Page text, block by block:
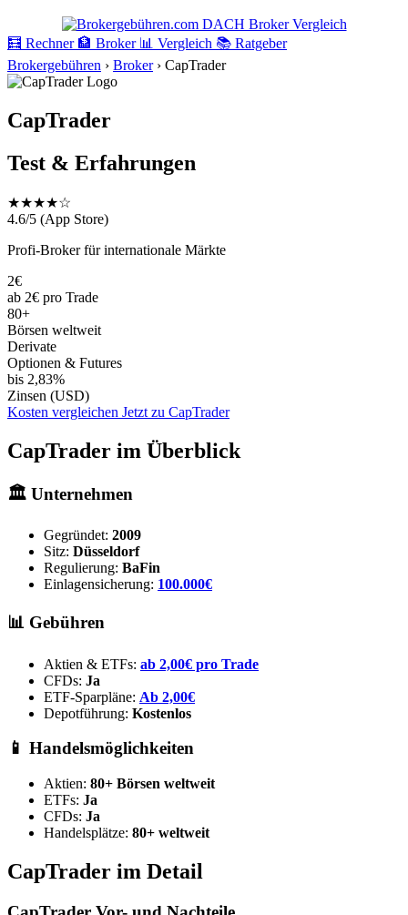
🧮 Rechner 🏦 Broker 📊 Vergleich 📚 Ratgeber
Brokergebühren › Broker› CapTrader
CapTrader
Test & Erfahrungen
★★★★☆
4.6/5 (App Store)
Profi-Broker für internationale Märkte
2€
ab 2€ pro Trade
80+
Börsen weltweit
Derivate
Optionen & Futures
bis 2,83%
Zinsen (USD)
Kosten vergleichen Jetzt zu CapTrader
CapTrader im Überblick
🏛️ Unternehmen
Gegründet: 2009
Sitz: Düsseldorf
Regulierung: BaFin
Einlagensicherung: 100.000€
📊 Gebühren
Aktien & ETFs: ab 2,00€ pro Trade
CFDs: Ja
ETF-Sparpläne: Ab 2,00€
Depotführung: Kostenlos
📱 Handelsmöglichkeiten
Aktien: 80+ Börsen weltweit
ETFs: Ja
CFDs: Ja
Handelsplätze: 80+ weltweit
CapTrader im Detail